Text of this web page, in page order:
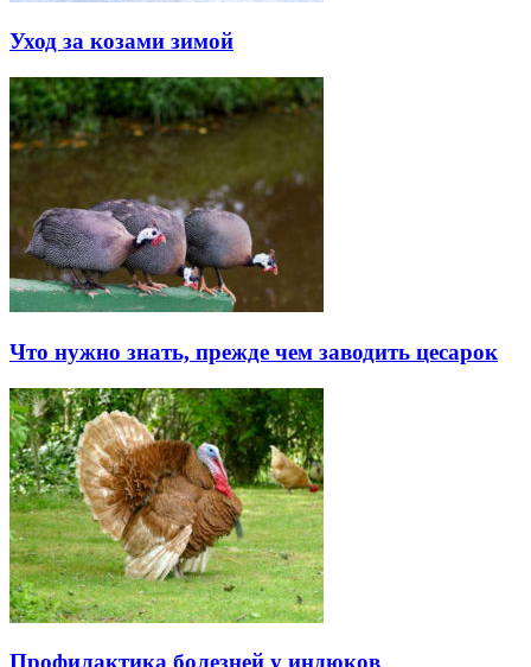
Уход за козами зимой
Что нужно знать, прежде чем заводить цесарок
Профилактика болезней у индюков